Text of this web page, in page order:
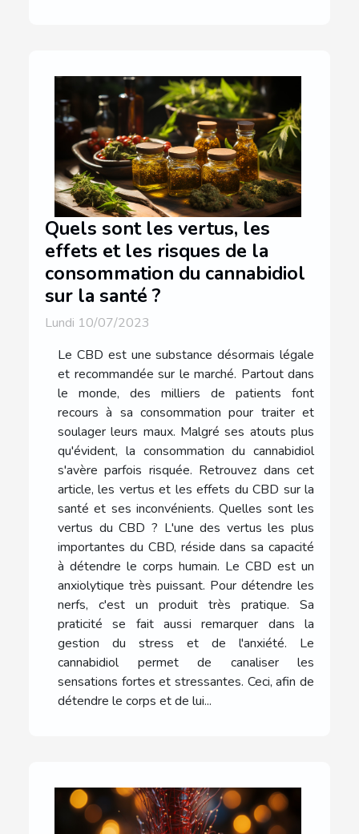
Quels sont les vertus, les
effets et les risques de la
consommation du cannabidiol
sur la santé ?
Lundi 10/07/2023
Le CBD est une substance désormais légale
et recommandée sur le marché. Partout dans
le monde, des milliers de patients font
recours à sa consommation pour traiter et
soulager leurs maux. Malgré ses atouts plus
qu'évident, la consommation du cannabidiol
s'avère parfois risquée. Retrouvez dans cet
article, les vertus et les effets du CBD sur la
santé et ses inconvénients. Quelles sont les
vertus du CBD ? L'une des vertus les plus
importantes du CBD, réside dans sa capacité
à détendre le corps humain. Le CBD est un
anxiolytique très puissant. Pour détendre les
nerfs, c'est un produit très pratique. Sa
praticité se fait aussi remarquer dans la
gestion du stress et de l'anxiété. Le
cannabidiol permet de canaliser les
sensations fortes et stressantes. Ceci, afin de
détendre le corps et de lui...